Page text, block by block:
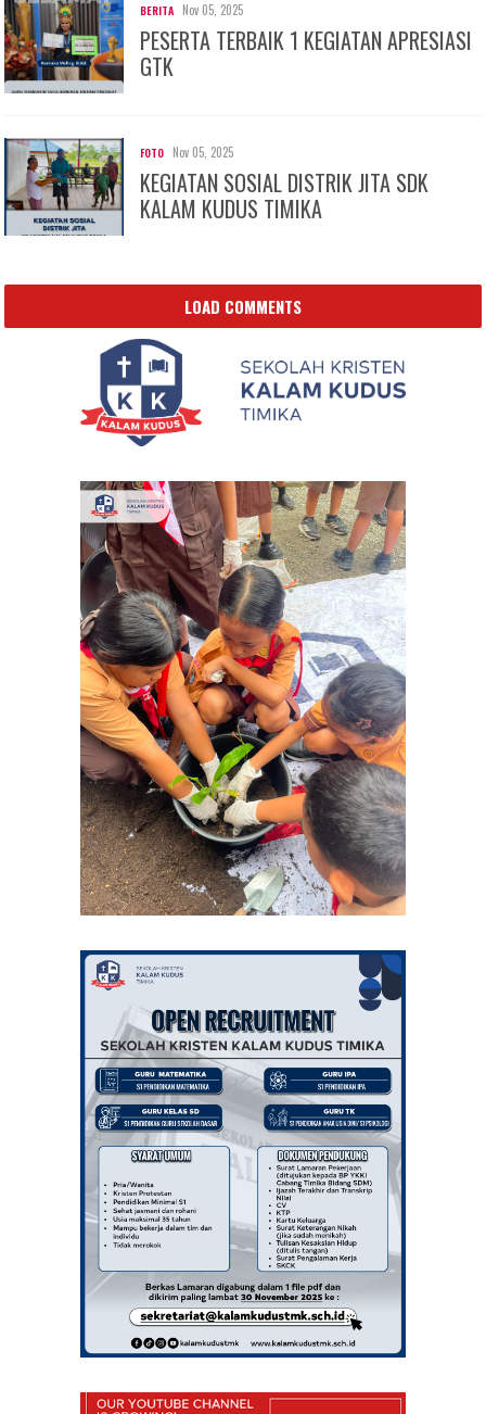
BERITA Nov 05, 2025
PESERTA TERBAIK 1 KEGIATAN APRESIASI
GTK
FOTO Nov 05, 2025
KEGIATAN SOSIAL DISTRIK JITA SDK
KALAM KUDUS TIMIKA
LOAD COMMENTS